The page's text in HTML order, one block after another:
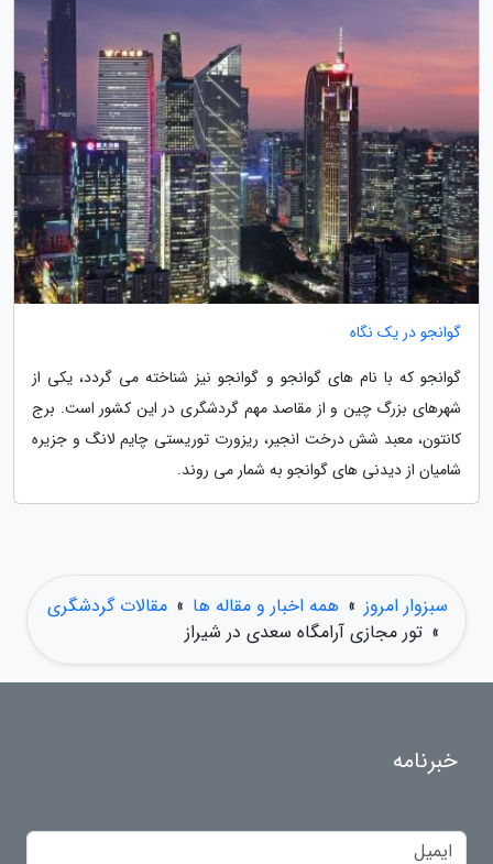
گوانجو در یک نگاه
گوانجو که با نام های گوانجو و گوانجو نیز شناخته می گردد، یکی از
شهرهای بزرگ چین و از مقاصد مهم گردشگری در این کشور است. برج
کانتون، معبد شش درخت انجیر، ریزورت توریستی چایم لانگ و جزیره
شامیان از دیدنی های گوانجو به شمار می روند.
سبزوار امروز » همه اخبار و مقاله ها » مقالات گردشگری
» تور مجازی آرامگاه سعدی در شیراز
خبرنامه